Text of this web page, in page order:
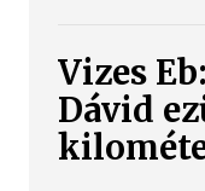
Vizes
Dávid